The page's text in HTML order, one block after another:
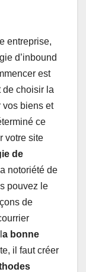
entreprise,
d’inbound
est
de choisir la
vos biens et
ce
votre site
de
notoriété de
pouvez le
de
a bonne
il faut créer